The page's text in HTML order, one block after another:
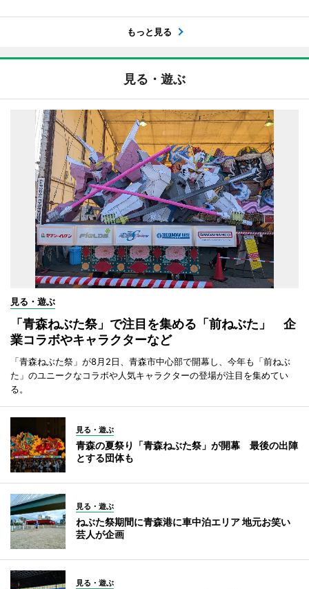
もっと見る
見る・遊ぶ
見る・遊ぶ
「青森ねぶた祭」で注目を集める「前ねぶた」 企
業コラボやキャラクターなど
「青森ねぶた祭」が8月2日、青森市中心部で開幕し、今年も「前ねぶ
た」のユニークなコラボや人気キャラクターの登場が注目を集めてい
る。
見る・遊ぶ
青森の夏祭り「青森ねぶた祭」が開幕 最後の出陣
とする団体も
見る・遊ぶ
ねぶた祭期間に青森港に車中泊エリア 地元お笑い
芸人が企画
見る・遊ぶ